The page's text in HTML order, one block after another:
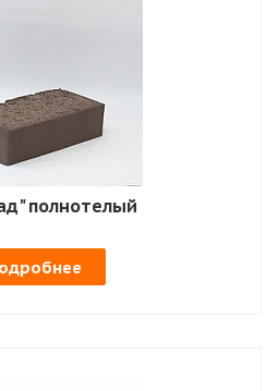
полнотелый